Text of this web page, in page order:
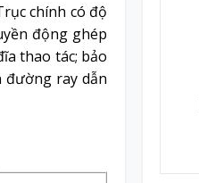
chính có độ
động ghép
thao tác; bảo
đường ray dẫn